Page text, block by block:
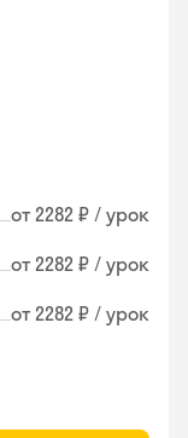
от 2282 ₽ / урок
от 2282 ₽ / урок
от 2282 ₽ / урок